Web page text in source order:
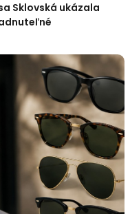
Sklovská ukázala